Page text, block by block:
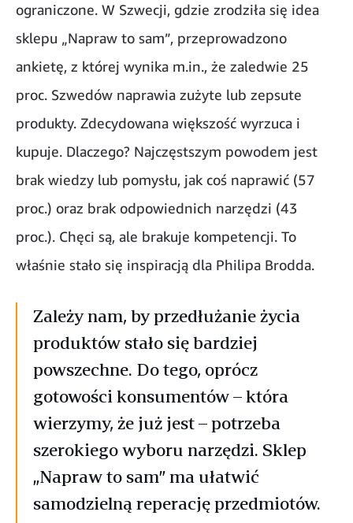
ograniczone. W Szwecji, gdzie zrodziła się idea
sklepu „Napraw to sam”, przeprowadzono
ankietę, z której wynika m.in., że zaledwie 25
proc. Szwedów naprawia zużyte lub zepsute
produkty. Zdecydowana większość wyrzuca i
kupuje. Dlaczego? Najczęstszym powodem jest
brak wiedzy lub pomysłu, jak coś naprawić (57
proc.) oraz brak odpowiednich narzędzi (43
proc.). Chęci są, ale brakuje kompetencji. To
właśnie stało się inspiracją dla Philipa Brodda.
Zależy nam, by przedłużanie życia
produktów stało się bardziej
powszechne. Do tego, oprócz
gotowości konsumentów – która
wierzymy, że już jest – potrzeba
szerokiego wyboru narzędzi. Sklep
„Napraw to sam” ma ułatwić
samodzielną reperację przedmiotów.